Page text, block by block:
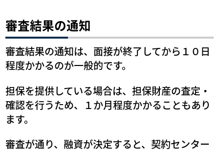
審査結果の通知
審査結果の通知は、面接が終了してから１０日
程度かかるのが一般的です。
担保を提供している場合は、担保財産の査定・
確認を行うため、１か月程度かかることもあり
ます。
審査が通り、融資が決定すると、契約センター